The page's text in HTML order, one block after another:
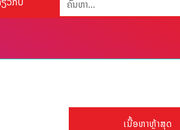
ເນື້ອຫາຫຼ້າສຸດ